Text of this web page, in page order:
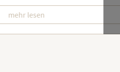
mehr lesen